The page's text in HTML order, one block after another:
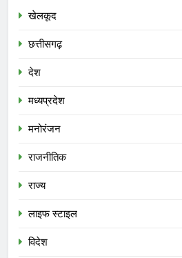
खेलकूद
छत्तीसगढ़
देश
मध्‍यप्रदेश
मनोरंजन
राजनीतिक
राज्य
लाइफ स्टाइल
विदेश